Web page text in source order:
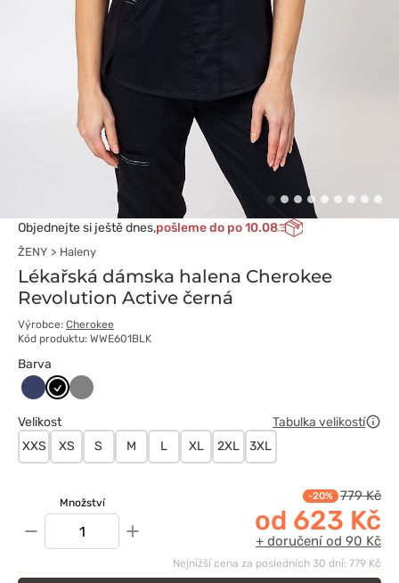
Objednejte si ještě dnes,pošleme do po 10.08
ŽENY Haleny
Lékařská dámska halena Cherokee
Revolution Active černá
Výrobce: Cherokee
Kód produktu: WWE601BLK
Barva
Ciemny
Czarny
Szary
Velikost
Tabulka velikostí
XXS
XS S M L XL 2XL 3XL
Množství
− +
-20% 779 Kč
od 623 Kč
+ doručení od 90 Kč
Nejnižší cena za posledních 30 dní: 779 Kč